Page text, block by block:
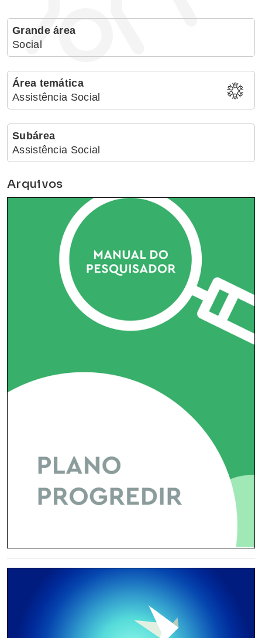
Grande área
Social
Área temática
Assistência Social
Subárea
Assistência Social
Arquivos